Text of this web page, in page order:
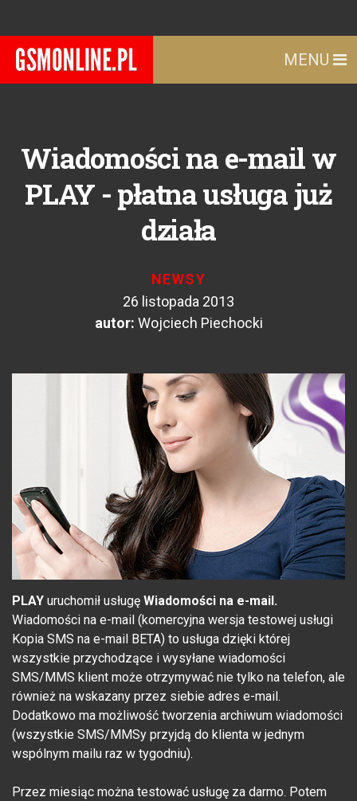
MENU
Wiadomości na e-mail w
PLAY - płatna usługa już
działa
NEWSY
26 listopada 2013
autor: Wojciech Piechocki
PLAY uruchomił usługę Wiadomości na e-mail.
Wiadomości na e-mail (komercyjna wersja testowej usługi
Kopia SMS na e-mail BETA) to usługa dzięki której
wszystkie przychodzące i wysyłane wiadomości
SMS/MMS klient może otrzymywać nie tylko na telefon, ale
również na wskazany przez siebie adres e-mail.
Dodatkowo ma możliwość tworzenia archiwum wiadomości
(wszystkie SMS/MMSy przyjdą do klienta w jednym
wspólnym mailu raz w tygodniu).
Przez miesiąc można testować usługę za darmo. Potem